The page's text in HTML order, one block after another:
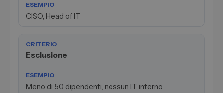
CISO, Head of IT
Esclusione
Meno di 50 dipendenti, nessun IT interno